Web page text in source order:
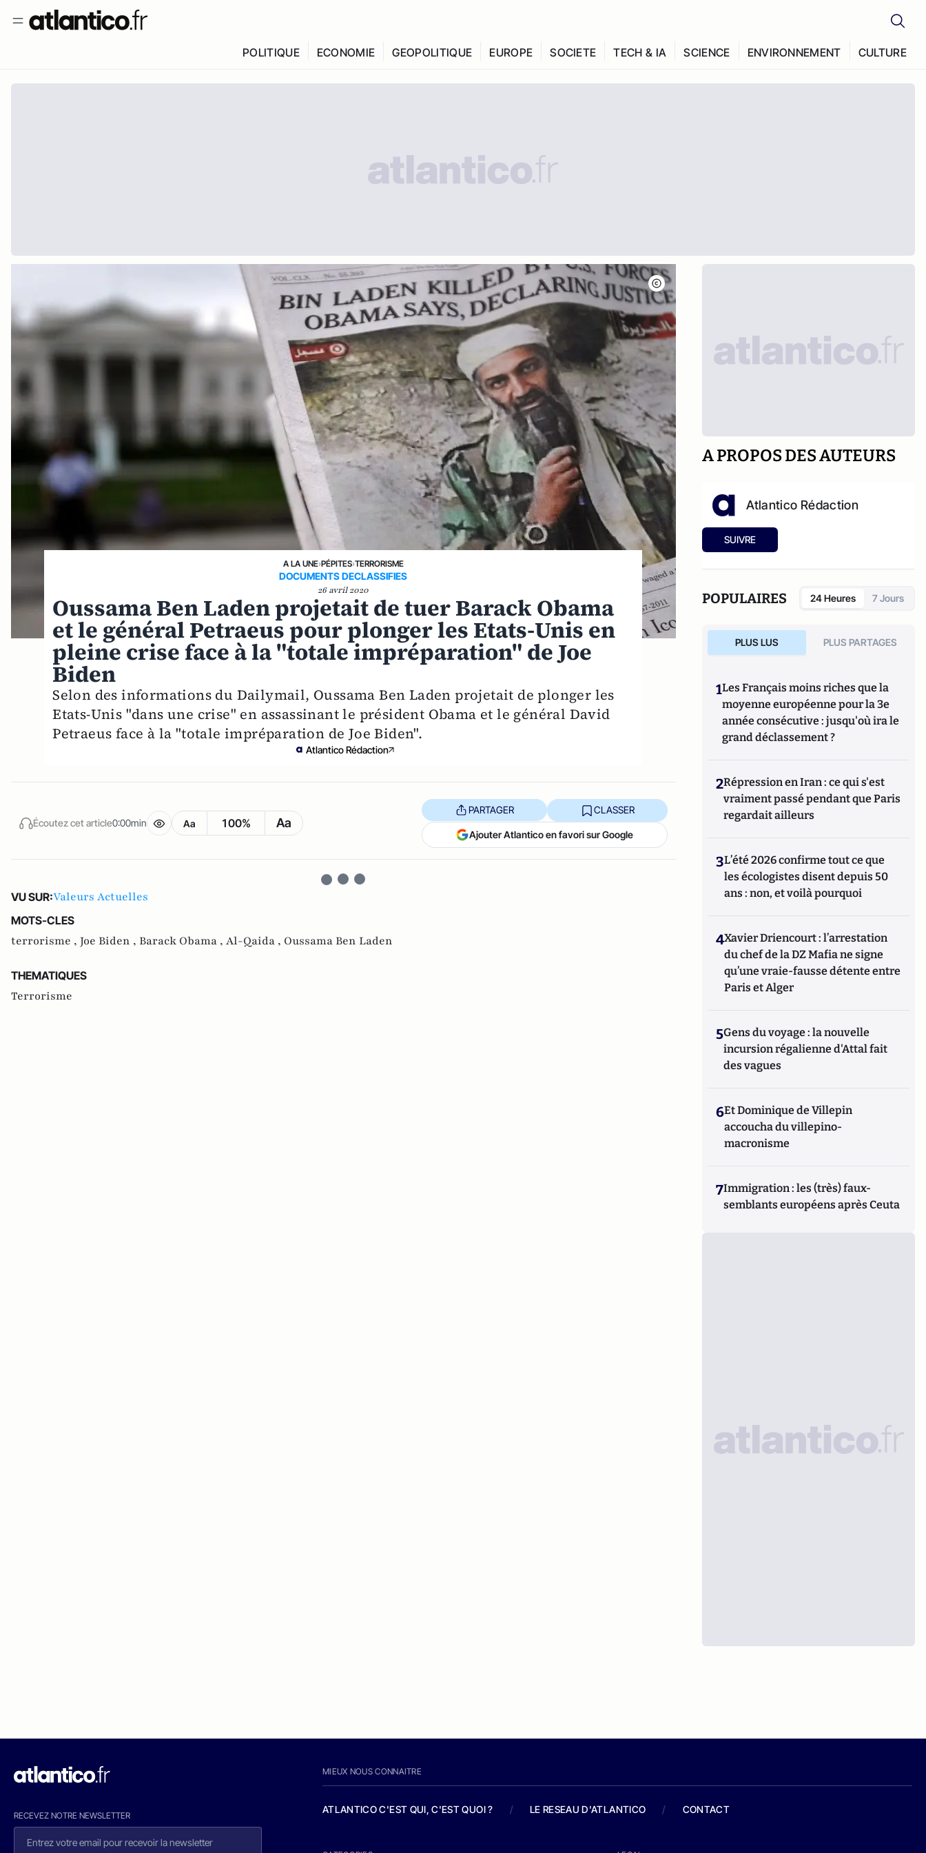
POLITIQUE ECONOMIE GEOPOLITIQUE EUROPE SOCIETE TECH & IA SCIENCE ENVIRONNEMENT CULTURE
A LA UNE›PÉPITES›TERRORISME
DOCUMENTS DECLASSIFIES
26 avril 2020
Oussama Ben Laden projetait de tuer Barack Obama
et le général Petraeus pour plonger les Etats-Unis en
pleine crise face à la "totale impréparation" de Joe
Biden
Selon des informations du Dailymail, Oussama Ben Laden projetait de plonger les
Etats-Unis "dans une crise" en assassinant le président Obama et le général David
Petraeus face à la "totale impréparation de Joe Biden".
Atlantico Rédaction
Écoutez cet article0:00min Aa 100% Aa
PARTAGER CLASSER
Ajouter Atlantico en favori sur Google
VU SUR:Valeurs Actuelles
MOTS-CLES
terrorisme , Joe Biden , Barack Obama , Al-Qaida , Oussama Ben Laden
THEMATIQUES
Terrorisme
A PROPOS DES AUTEURS
Atlantico Rédaction
SUIVRE
POPULAIRES 24 Heures 7 Jours
PLUS LUS PLUS PARTAGES
1Les Français moins riches que la
moyenne européenne pour la 3e
année consécutive : jusqu'où ira le
grand déclassement ?
2Répression en Iran : ce qui s'est
vraiment passé pendant que Paris
regardait ailleurs
3L’été 2026 confirme tout ce que
les écologistes disent depuis 50
ans : non, et voilà pourquoi
4Xavier Driencourt : l’arrestation
du chef de la DZ Mafia ne signe
qu’une vraie-fausse détente entre
Paris et Alger
5Gens du voyage : la nouvelle
incursion régalienne d'Attal fait
des vagues
6Et Dominique de Villepin
accoucha du villepino-
macronisme
7Immigration : les (très) faux-
semblants européens après Ceuta
RECEVEZ NOTRE NEWSLETTER
MIEUX NOUS CONNAITRE
ATLANTICO C'EST QUI, C'EST QUOI ? / LE RESEAU D'ATLANTICO / CONTACT